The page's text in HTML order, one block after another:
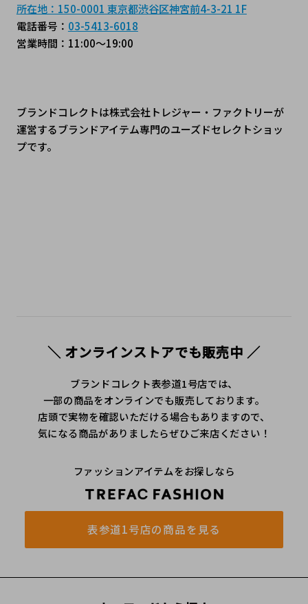
所在地：150-0001 東京都渋谷区神宮前4-3-21 1F
電話番号： 03-5413-6018
営業時間：11:00～19:00
ブランドコレクトは株式会社トレジャー・ファクトリーが
運営するブランドアイテム専門のユーズドセレクトショッ
プです。
＼ オンラインストアでも販売中 ／
ブランドコレクト表参道1号店では、
一部の商品をオンラインでも販売しております。
店頭で実物を確認いただける場合もありますので、
気になる商品がありましたらぜひご来店ください！
ファッションアイテムをお探しなら
表参道1号店の商品を見る